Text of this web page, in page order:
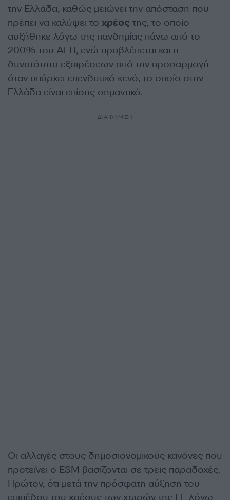
την Ελλάδα, καθώς μειώνει την απόσταση που
πρέπει να καλύψει το χρέος της, το οποίο
αυξήθηκε λόγω της πανδημίας πάνω από το
200% του ΑΕΠ, ενώ προβλέπεται και η
δυνατότητα εξαιρέσεων από την προσαρμογή
όταν υπάρχει επενδυτικό κενό, το οποίο στην
Ελλάδα είναι επίσης σημαντικό.
ΔΙΑΦΗΜΙΣΗ
Οι αλλαγές στους δημοσιονομικούς κανόνες που
προτείνει ο ESM βασίζονται σε τρεις παραδοχές.
Πρώτον, ότι μετά την πρόσφατη αύξηση του
επιπέδου του χρέους των χωρών της ΕΕ λόγω